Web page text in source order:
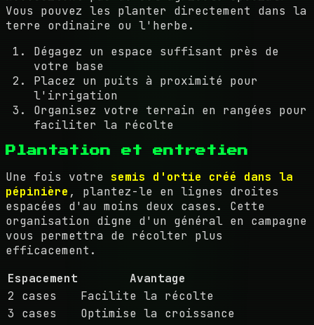
Vous pouvez les planter directement dans la
terre ordinaire ou l'herbe.
Dégagez un espace suffisant près de
votre base
Placez un puits à proximité pour
l'irrigation
Organisez votre terrain en rangées pour
faciliter la récolte
Plantation et entretien
Une fois votre semis d'ortie créé dans la
pépinière , plantez-le en lignes droites
espacées d'au moins deux cases. Cette
organisation digne d'un général en campagne
vous permettra de récolter plus
efficacement.
Espacement
Avantage
2 cases
Facilite la récolte
3 cases
Optimise la croissance